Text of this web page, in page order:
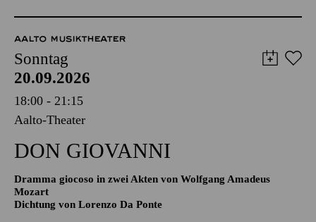
AALTO MUSIKTHEATER
Sonntag
20.09.2026
18:00 - 21:15
Aalto-Theater
DON GIO­VANNI
Dramma giocoso in zwei Akten von Wolfgang Amadeus
Mozart
Dichtung von Lorenzo Da Ponte